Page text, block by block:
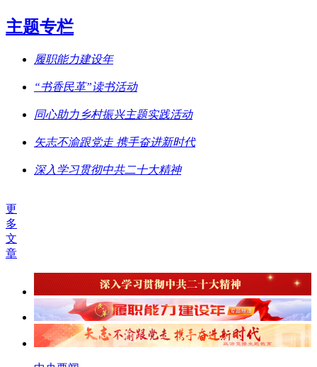
主题专栏
履职能力建设年
“书香民革”读书活动
同心助力乡村振兴主题实践活动
矢志不渝跟党走 携手奋进新时代
深入学习贯彻中共二十大精神
更
多
文
章